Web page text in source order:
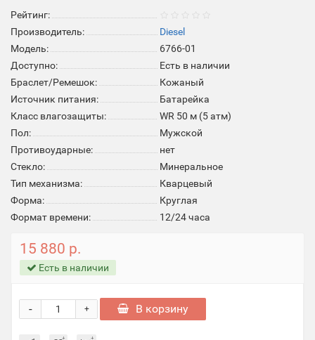
Рейтинг:
Производитель:
Diesel
Модель:
6766-01
Доступно:
Есть в наличии
Браслет/Ремешок:
Кожаный
Источник питания:
Батарейка
Класс влагозащиты:
WR 50 м (5 атм)
Пол:
Мужской
Противоударные:
нет
Стекло:
Минеральное
Тип механизма:
Кварцевый
Форма:
Круглая
Формат времени:
12/24 часа
15 880 р.
Есть в наличии
+
- В корзину